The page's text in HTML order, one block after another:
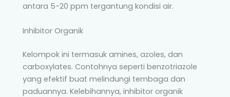
antara 5-20 ppm tergantung kondisi air.
Inhibitor Organik
Kelompok ini termasuk amines, azoles, dan
carboxylates. Contohnya seperti benzotriazole
yang efektif buat melindungi tembaga dan
paduannya. Kelebihannya, inhibitor organik